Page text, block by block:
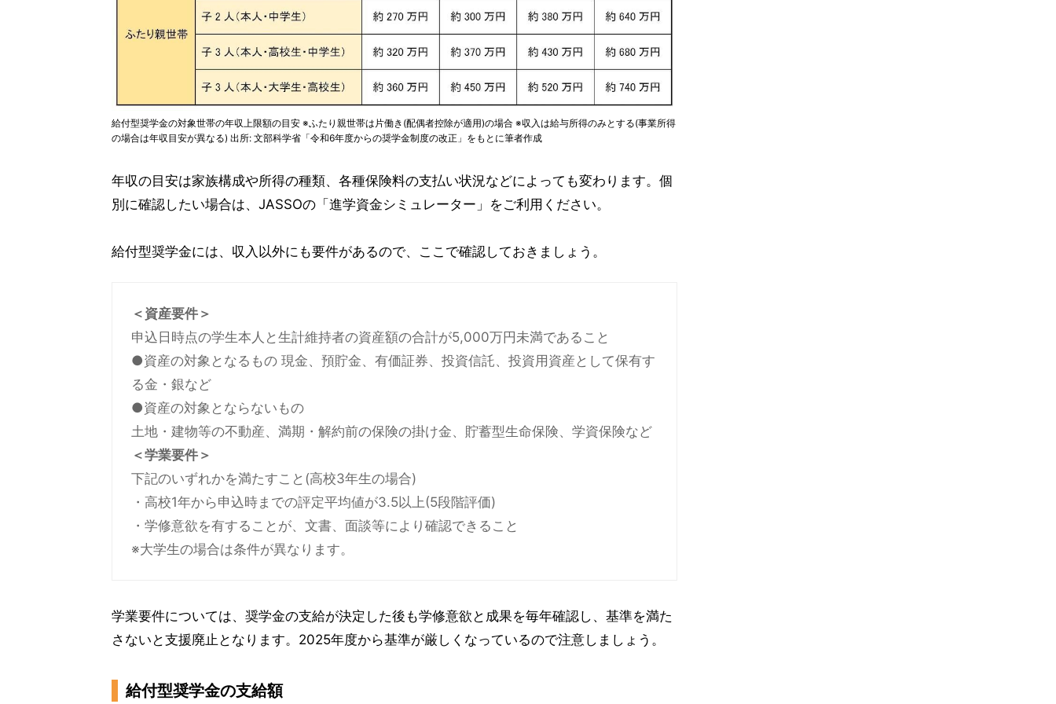
給付型奨学金の対象世帯の年収上限額の目安 ※ふたり親世帯は片働き(配偶者控除が適用)の場合 ※収入は給与所得のみとする(事業所得
の場合は年収目安が異なる) 出所: 文部科学省「令和6年度からの奨学金制度の改正」をもとに筆者作成
年収の目安は家族構成や所得の種類、各種保険料の支払い状況などによっても変わります。個
別に確認したい場合は、JASSOの「進学資金シミュレーター」をご利用ください。
給付型奨学金には、収入以外にも要件があるので、ここで確認しておきましょう。
＜資産要件＞
申込日時点の学生本人と生計維持者の資産額の合計が5,000万円未満であること
●資産の対象となるもの 現金、預貯金、有価証券、投資信託、投資用資産として保有す
る金・銀など
●資産の対象とならないもの
土地・建物等の不動産、満期・解約前の保険の掛け金、貯蓄型生命保険、学資保険など
＜学業要件＞
下記のいずれかを満たすこと(高校3年生の場合)
・高校1年から申込時までの評定平均値が3.5以上(5段階評価)
・学修意欲を有することが、文書、面談等により確認できること
※大学生の場合は条件が異なります。
学業要件については、奨学金の支給が決定した後も学修意欲と成果を毎年確認し、基準を満た
さないと支援廃止となります。2025年度から基準が厳しくなっているので注意しましょう。
給付型奨学金の支給額